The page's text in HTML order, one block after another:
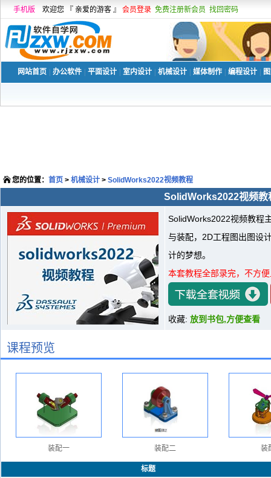
手机版 欢迎您 『 亲爱的游客 』 会员登录 免费注册新会员 找回密码
网站首页 办公软件 平面设计 室内设计 机械设计 媒体制作 编程设计
您的位置： 首页 > 机械设计 > SolidWorks2022视频教程
SolidWorks2022视频教
SolidWorks2022视频教程
与装配，2D工程图出图设
计的梦想。
本套教程全部录完，不方
收藏: 放到书包,方便查看
课程预览
装配一 装配二 装
标题